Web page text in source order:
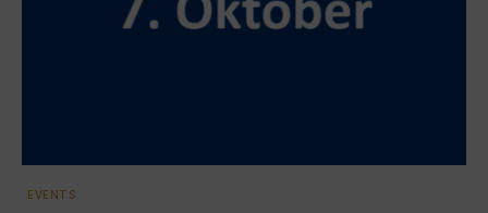
EVENTS